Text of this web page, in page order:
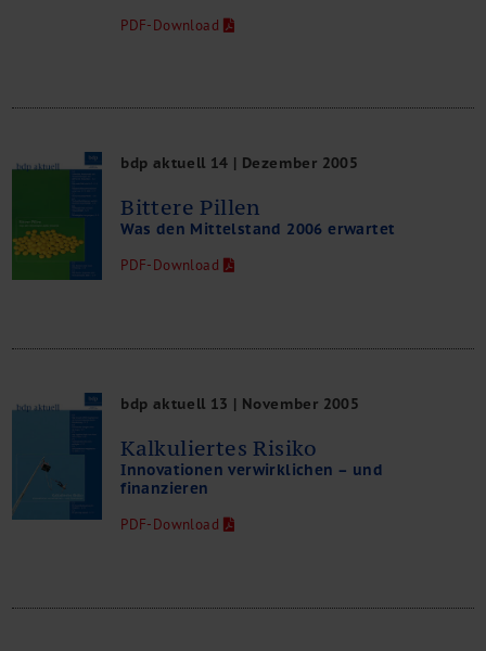
PDF-Download
bdp aktuell 14 | Dezember 2005
Bittere Pillen
Was den Mittelstand 2006 erwartet
PDF-Download
bdp aktuell 13 | November 2005
Kalkuliertes Risiko
Innovationen verwirklichen – und
finanzieren
PDF-Download